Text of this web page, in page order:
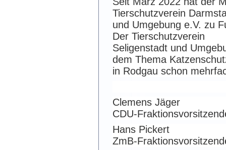
Tierschutzverein
und Umgebung e.V. zu
Der Tierschutzverein
Seligenstadt und
dem Thema
in Rodgau schon
Clemens Jäger
CDU-
Hans Pickert
ZmB-